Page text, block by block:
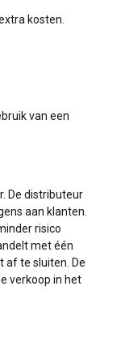
kosten.
van een
De distributeur
aan klanten.
risico
met één
af te sluiten. De
verkoop in het